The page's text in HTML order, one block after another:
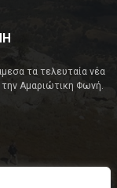
τα τελευταία νέα
Αμαριώτικη Φωνή.